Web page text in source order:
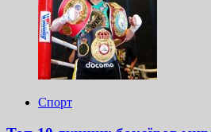
Спорт